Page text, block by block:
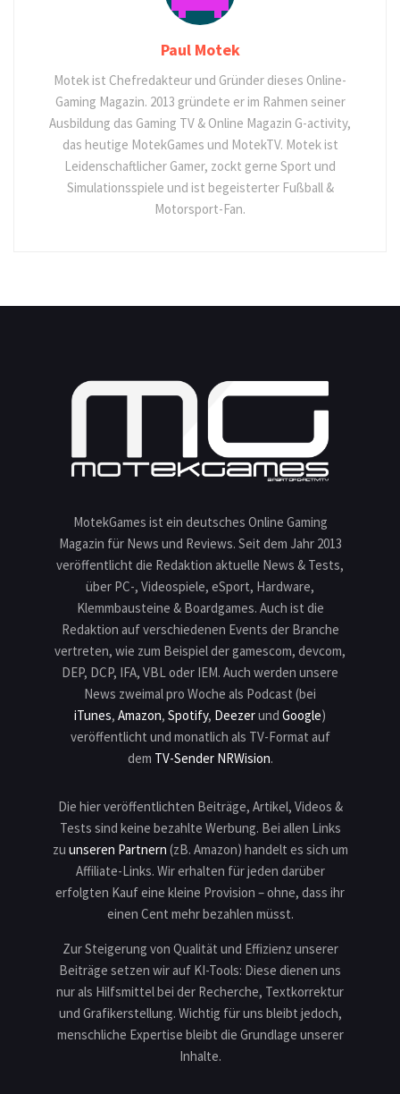
Paul Motek
Motek ist Chefredakteur und Gründer dieses Online-
Gaming Magazin. 2013 gründete er im Rahmen seiner
Ausbildung das Gaming TV & Online Magazin G-activity,
das heutige MotekGames und MotekTV. Motek ist
Leidenschaftlicher Gamer, zockt gerne Sport und
Simulationsspiele und ist begeisterter Fußball &
Motorsport-Fan.
MotekGames ist ein deutsches Online Gaming
Magazin für News und Reviews. Seit dem Jahr 2013
veröffentlicht die Redaktion aktuelle News & Tests,
über PC-, Videospiele, eSport, Hardware,
Klemmbausteine & Boardgames. Auch ist die
Redaktion auf verschiedenen Events der Branche
vertreten, wie zum Beispiel der gamescom, devcom,
DEP, DCP, IFA, VBL oder IEM. Auch werden unsere
News zweimal pro Woche als Podcast (bei
iTunes, Amazon, Spotify, Deezerund Google)
veröffentlicht und monatlich als TV-Format auf
dem TV-Sender NRWision.
Die hier veröffentlichten Beiträge, Artikel, Videos &
Tests sind keine bezahlte Werbung. Bei allen Links
zu unseren Partnern (zB. Amazon) handelt es sich um
Affiliate-Links. Wir erhalten für jeden darüber
erfolgten Kauf eine kleine Provision – ohne, dass ihr
einen Cent mehr bezahlen müsst.
Zur Steigerung von Qualität und Effizienz unserer
Beiträge setzen wir auf KI-Tools: Diese dienen uns
nur als Hilfsmittel bei der Recherche, Textkorrektur
und Grafikerstellung. Wichtig für uns bleibt jedoch,
menschliche Expertise bleibt die Grundlage unserer
Inhalte.